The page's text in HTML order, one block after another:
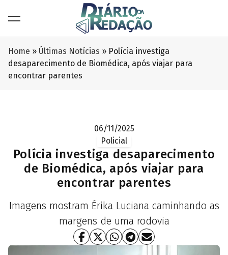
Home » Últimas Notícias » Polícia investiga
desaparecimento de Biomédica, após viajar para
encontrar parentes
06/11/2025
Policial
Polícia investiga desaparecimento
de Biomédica, após viajar para
encontrar parentes
Imagens mostram Érika Luciana caminhando as
margens de uma rodovia